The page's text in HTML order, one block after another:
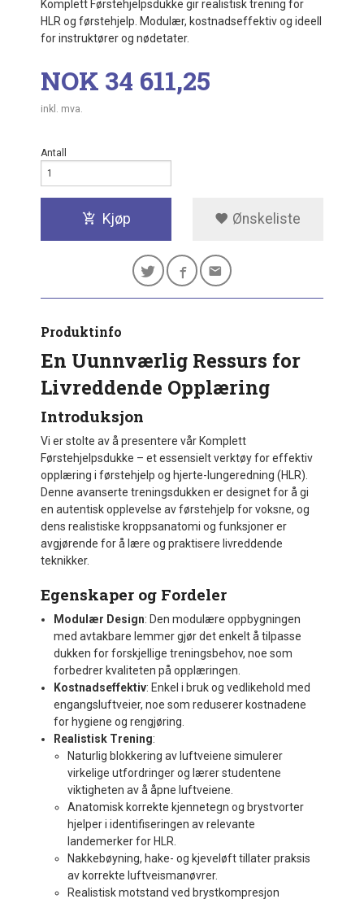
Komplett Førstehjelpsdukke gir realistisk trening for
HLR og førstehjelp. Modulær, kostnadseffektiv og ideell
for instruktører og nødetater.
Pris
NOK 34 611,25
inkl. mva.
Antall
Kjøp Ønskeliste
Produktinfo
En Uunnværlig Ressurs for
Livreddende Opplæring
Introduksjon
Vi er stolte av å presentere vår Komplett
Førstehjelpsdukke – et essensielt verktøy for effektiv
opplæring i førstehjelp og hjerte-lungeredning (HLR).
Denne avanserte treningsdukken er designet for å gi
en autentisk opplevelse av førstehjelp for voksne, og
dens realistiske kroppsanatomi og funksjoner er
avgjørende for å lære og praktisere livreddende
teknikker.
Egenskaper og Fordeler
Modulær Design: Den modulære oppbygningen
med avtakbare lemmer gjør det enkelt å tilpasse
dukken for forskjellige treningsbehov, noe som
forbedrer kvaliteten på opplæringen.
Kostnadseffektiv: Enkel i bruk og vedlikehold med
engangsluftveier, noe som reduserer kostnadene
for hygiene og rengjøring.
Realistisk Trening:
Naturlig blokkering av luftveiene simulerer
virkelige utfordringer og lærer studentene
viktigheten av å åpne luftveiene.
Anatomisk korrekte kjennetegn og brystvorter
hjelper i identifiseringen av relevante
landemerker for HLR.
Nakkebøyning, hake- og kjeveløft tillater praksis
av korrekte luftveismanøvrer.
Realistisk motstand ved brystkompresjon